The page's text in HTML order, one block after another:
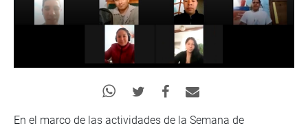
En el marco de las actividades de la Semana de